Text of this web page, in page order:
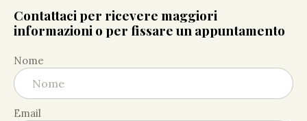
Contattaci per ricevere maggiori
informazioni o per fissare un appuntamento
Nome
Email